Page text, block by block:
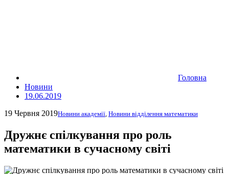
Головна
Новини
19.06.2019
19 Червня 2019Новини академії, Новини відділення математики
Дружнє спілкування про роль
математики в сучасному світі